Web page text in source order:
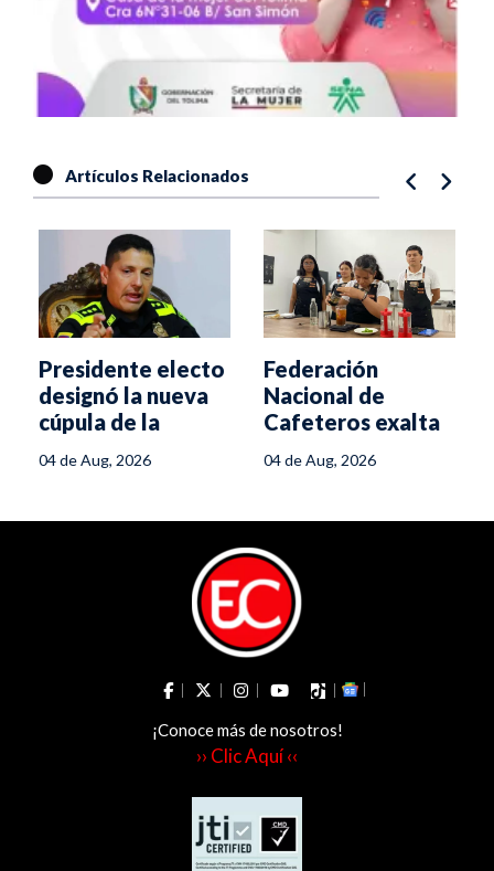
Artículos Relacionados
Presidente electo
designó la nueva
cúpula de la
04 de Aug, 2026
Federación
Nacional de
Cafeteros exalta
del Café
04 de Aug, 2026
¡Conoce más de nosotros!
›› Clic Aquí ‹‹